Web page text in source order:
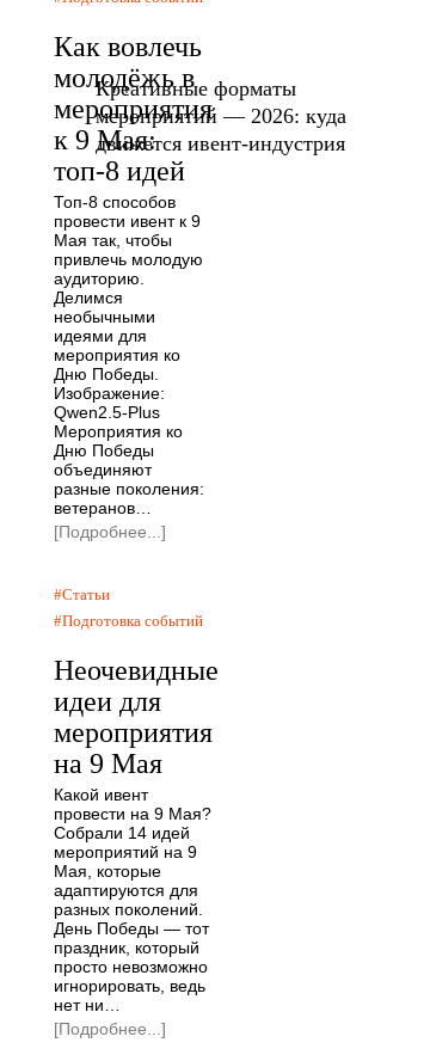
Как вовлечь
молодёжь в
мероприятия
к 9 Мая:
топ-8 идей
Топ-8 способов
провести ивент к 9
Мая так, чтобы
привлечь молодую
аудиторию.
Делимся
необычными
идеями для
мероприятия ко
Дню Победы.
Изображение:
Qwen2.5-Plus
Мероприятия ко
Дню Победы
объединяют
разные поколения:
ветеранов…
[Подробнее...]
Статьи
Подготовка событий
Неочевидные
идеи для
мероприятия
на 9 Мая
Какой ивент
провести на 9 Мая?
Собрали 14 идей
мероприятий на 9
Мая, которые
адаптируются для
разных поколений.
День Победы — тот
праздник, который
просто невозможно
игнорировать, ведь
нет ни…
[Подробнее...]
Креативные форматы
мероприятий — 2026: куда
движется ивент-индустрия